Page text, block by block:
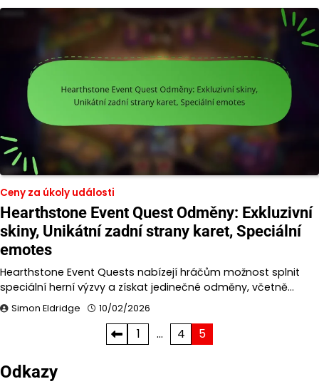
Ceny za úkoly události
Hearthstone Event Quest Odměny: Exkluzivní
skiny, Unikátní zadní strany karet, Speciální
emotes
Hearthstone Event Quests nabízejí hráčům možnost splnit
speciální herní výzvy a získat jedinečné odměny, včetně…
Simon Eldridge 10/02/2026
pagination
1 … 4 5
Odkazy